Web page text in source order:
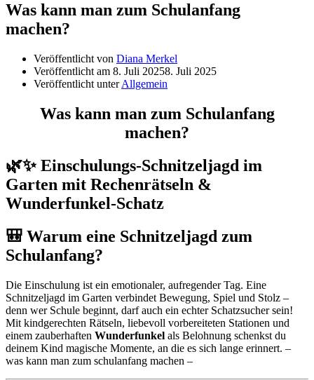
Was kann man zum Schulanfang
machen?
Veröffentlicht von Diana Merkel
Veröffentlicht am 8. Juli 20258. Juli 2025
Veröffentlicht unterAllgemein
Was kann man zum Schulanfang
machen?
🌿✨ Einschulungs-Schnitzeljagd im
Garten mit Rechenrätseln &
Wunderfunkel-Schatz
🎒 Warum eine Schnitzeljagd zum
Schulanfang?
Die Einschulung ist ein emotionaler, aufregender Tag. Eine
Schnitzeljagd im Garten verbindet Bewegung, Spiel und Stolz –
denn wer Schule beginnt, darf auch ein echter Schatzsucher sein!
Mit kindgerechten Rätseln, liebevoll vorbereiteten Stationen und
einem zauberhaften Wunderfunkel als Belohnung schenkst du
deinem Kind magische Momente, an die es sich lange erinnert. –
was kann man zum schulanfang machen –